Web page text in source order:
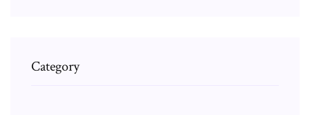
Category